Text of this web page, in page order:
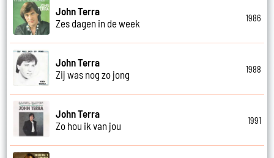
John Terra
Zes dagen in de week
1986
John Terra
Zij was nog zo jong
1988
John Terra
Zo hou ik van jou
1991